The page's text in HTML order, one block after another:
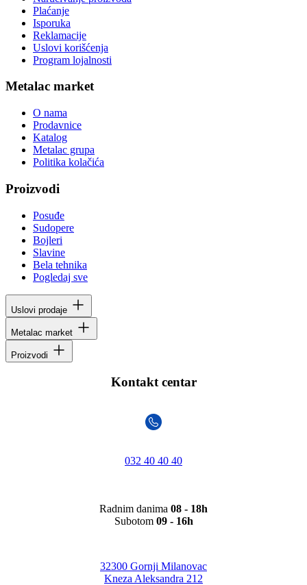
Plaćanje
Isporuka
Reklamacije
Uslovi korišćenja
Program lojalnosti
Metalac market
O nama
Prodavnice
Katalog
Metalac grupa
Politika kolačića
Proizvodi
Posuđe
Sudopere
Bojleri
Slavine
Bela tehnika
Pogledaj sve
Uslovi prodaje
Metalac market
Proizvodi
Kontakt centar
032 40 40 40
Radnim danima 08 - 18h
Subotom 09 - 16h
32300 Gornji Milanovac
Kneza Aleksandra 212